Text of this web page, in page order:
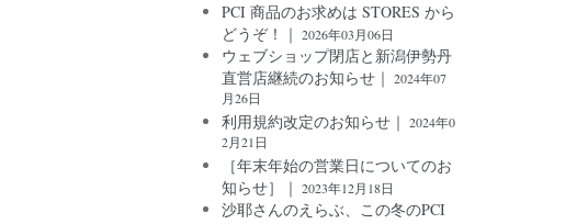
PCI 商品のお求めは STORES から
どうぞ！｜ 2026年03月06日
ウェブショップ閉店と新潟伊勢丹
直営店継続のお知らせ｜ 2024年07
月26日
利用規約改定のお知らせ｜ 2024年0
2月21日
［年末年始の営業日についてのお
知らせ］｜ 2023年12月18日
沙耶さんのえらぶ、この冬のPCI